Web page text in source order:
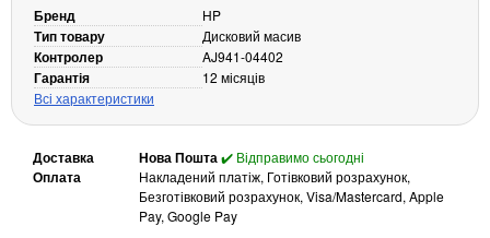
Монітори
Клавіатури, миші, комплекти
Відеоспостереження
IP-камери
Автоматичні вимикачі
Акумулятори для ДБЖ
Бренд HP
Тип товару Дисковий масив
Контролер AJ941-04402
Гарантія
12 місяців
Всі характеристики
Доставка Нова Пошта✔️ Відправимо сьогодні
Оплата
Накладений платіж, Готівковий розрахунок,
Безготівковий розрахунок, Visa/Mastercard, Apple
Pay, Google Pay